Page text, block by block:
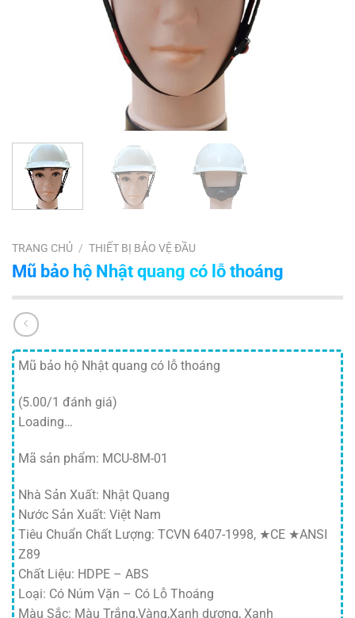
TRANG CHỦ / THIẾT BỊ BẢO VỆ ĐẦU
Mũ bảo hộ Nhật quang có lỗ thoáng
Mũ bảo hộ Nhật quang có lỗ thoáng
(5.00/1 đánh giá)
Loading…
Mã sản phẩm: MCU-8M-01
Nhà Sản Xuất: Nhật Quang
Nước Sản Xuất: Việt Nam
Tiêu Chuẩn Chất Lượng: TCVN 6407-1998, ★CE ★ANSI
Z89
Chất Liệu: HDPE – ABS
Loại: Có Núm Vặn – Có Lỗ Thoáng
Màu Sắc: Màu Trắng,Vàng,Xanh dương, Xanh